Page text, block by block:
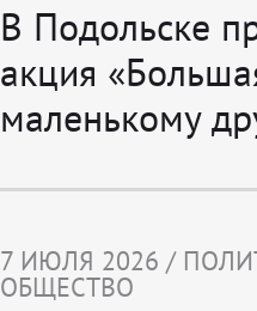
В Подольске
акция
маленькому
7 ИЮЛЯ 2026 /
ОБЩЕСТВО